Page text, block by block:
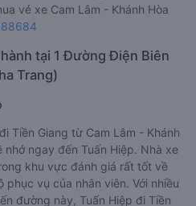
vé xe Cam Lâm - Khánh Hòa
tại 1 Đường Điện Biên
Trang)
Tiền Giang từ Cam Lâm - Khánh
nhớ ngay đến Tuấn Hiệp. Nhà xe
khu vực đánh giá rất tốt về
vụ của nhân viên. Với nhiều
đường này, Tuấn Hiệp đi Tiền